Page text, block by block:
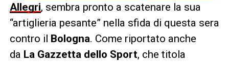
Allegri, sembra pronto a scatenare la sua
“artiglieria pesante” nella sfida di questa sera
contro il Bologna. Come riportato anche
da La Gazzetta dello Sport, che titola